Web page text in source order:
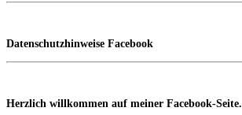
Datenschutzhinweise Facebook
Herzlich willkommen auf meiner Facebook-Seite.